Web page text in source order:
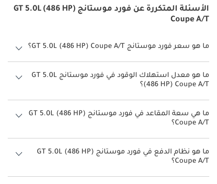
الأسئلة المتكررة عن فورد موستانج GT 5.0L (486 HP)
Coupe A/T
ما هو سعر فورد موستانج GT 5.0L (486 HP) Coupe A/T؟
سعر فورد موستانج GT 5.0L (486 HP) Coupe A/T هو درهم 255,000.
ما هو معدل استهلاك الوقود في فورد موستانج GT 5.0L
(486 HP) Coupe A/T؟
يبلغ معدل استهلاك الوقود المقترح من الشركة المصنعة لسيارة فورد
موستانج 2026 من 6 كم/ليتر - 7 كم/ليتر.
ما هي سعة المقاعد في فورد موستانج GT 5.0L (486 HP)
Coupe A/T؟
تتسع فورد موستانج GT 5.0L (486 HP) Coupe A/T لأ 4 أشخاص.
ما هو نظام الدفع في فورد موستانج GT 5.0L (486 HP)
Coupe A/T؟
نظام الدفع في فورد موستانج Rear Wheel Drive GT 5.0L (486 HP) Coupe